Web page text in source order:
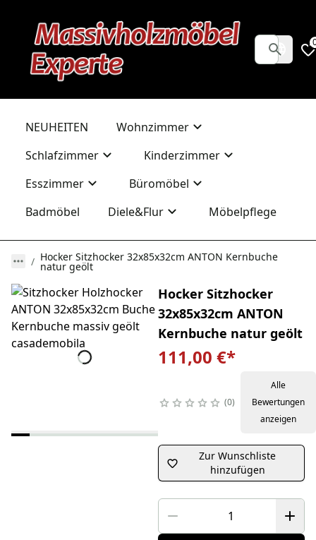
NEUHEITEN
Wohnzimmer
Schlafzimmer
Kinderzimmer
Esszimmer
Büromöbel
Badmöbel
Diele&Flur Möbelpflege
Hocker Sitzhocker 32x85x32cm ANTON Kernbuche
natur geölt
Hocker Sitzhocker
32x85x32cm ANTON
Kernbuche natur geölt
111,00 €*
0
Alle
Bewertungen
anzeigen
Zur Wunschliste
hinzufügen